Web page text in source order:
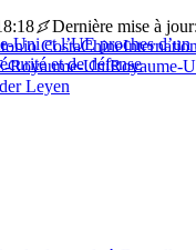
Uni et l’UE proches d’un
et de défense
Dernière mise à
CostaChine
Royaume-UniRoyaume-
Leyen